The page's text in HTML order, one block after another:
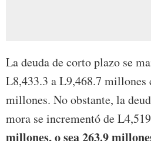
La deuda de corto plazo se
L8,433.3 a L9,468.7 millones
millones. No obstante, la
mora se incrementó de
millones, o sea 263.9